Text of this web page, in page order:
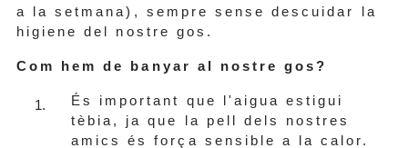
a la setmana), sempre sense descuidar la
higiene del nostre gos.
Com hem de banyar al nostre gos?
És important que l'aigua estigui
tèbia, ja que la pell dels nostres
amics és força sensible a la calor.